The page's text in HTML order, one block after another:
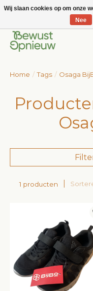
Wij bieden het grootste
Home / Tags / Osaga
1 producten
Wij slaan cookies op om onze
Nee